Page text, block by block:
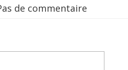
de commentaire